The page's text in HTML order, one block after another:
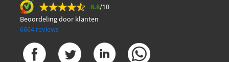
8.8/10
Beoordeling door klanten
6664 reviews